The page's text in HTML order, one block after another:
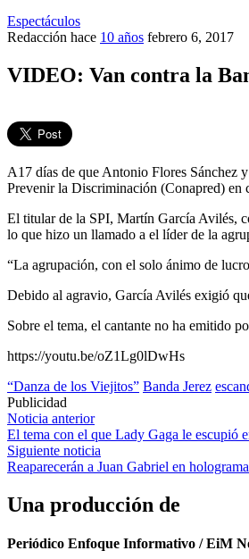
Espectáculos
Redacción hace 10 años febrero 6, 2017
VIDEO: Van contra la
A17 días de que Antonio Flores Sánchez
Prevenir la Discriminación (Conapred) en
El titular de la SPI, Martín García Avilés,
lo que hizo un llamado a el líder de la
“La agrupación, con el solo ánimo de
Debido al agravio, García Avilés exigió
Sobre el tema, el cantante no ha emitido
https://youtu.be/oZ1Lg0lDwHs
“Danza de los Viejitos” Banda Jerez
Publicidad
Navegación
de
entradas
Noticia anterior
El tema con el que Lady Gaga le escupió
Siguiente noticia
Reaparecerán a Juan Gabriel en holograma
Una producción de
Periódico Enfoque Informativo / EiM